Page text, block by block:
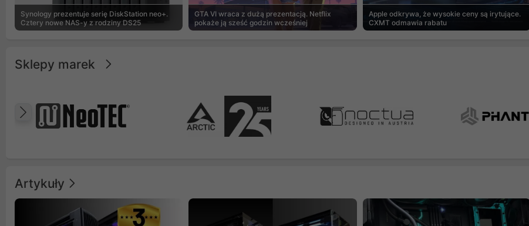
Synology prezentuje serię DiskStation neo+.
Cztery nowe NAS-y z rodziny DS25
GTA VI wraca z dużą prezentacją. Netflix
pokaże ją sześć godzin wcześniej
Apple odkrywa, że wysokie ceny są irytujące.
CXMT odmawia rabatu
Sklepy marek
Poprzedni
Artykuły